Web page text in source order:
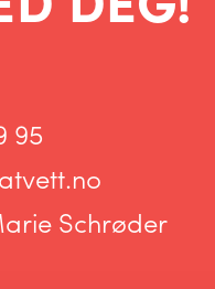
95
Schrøder